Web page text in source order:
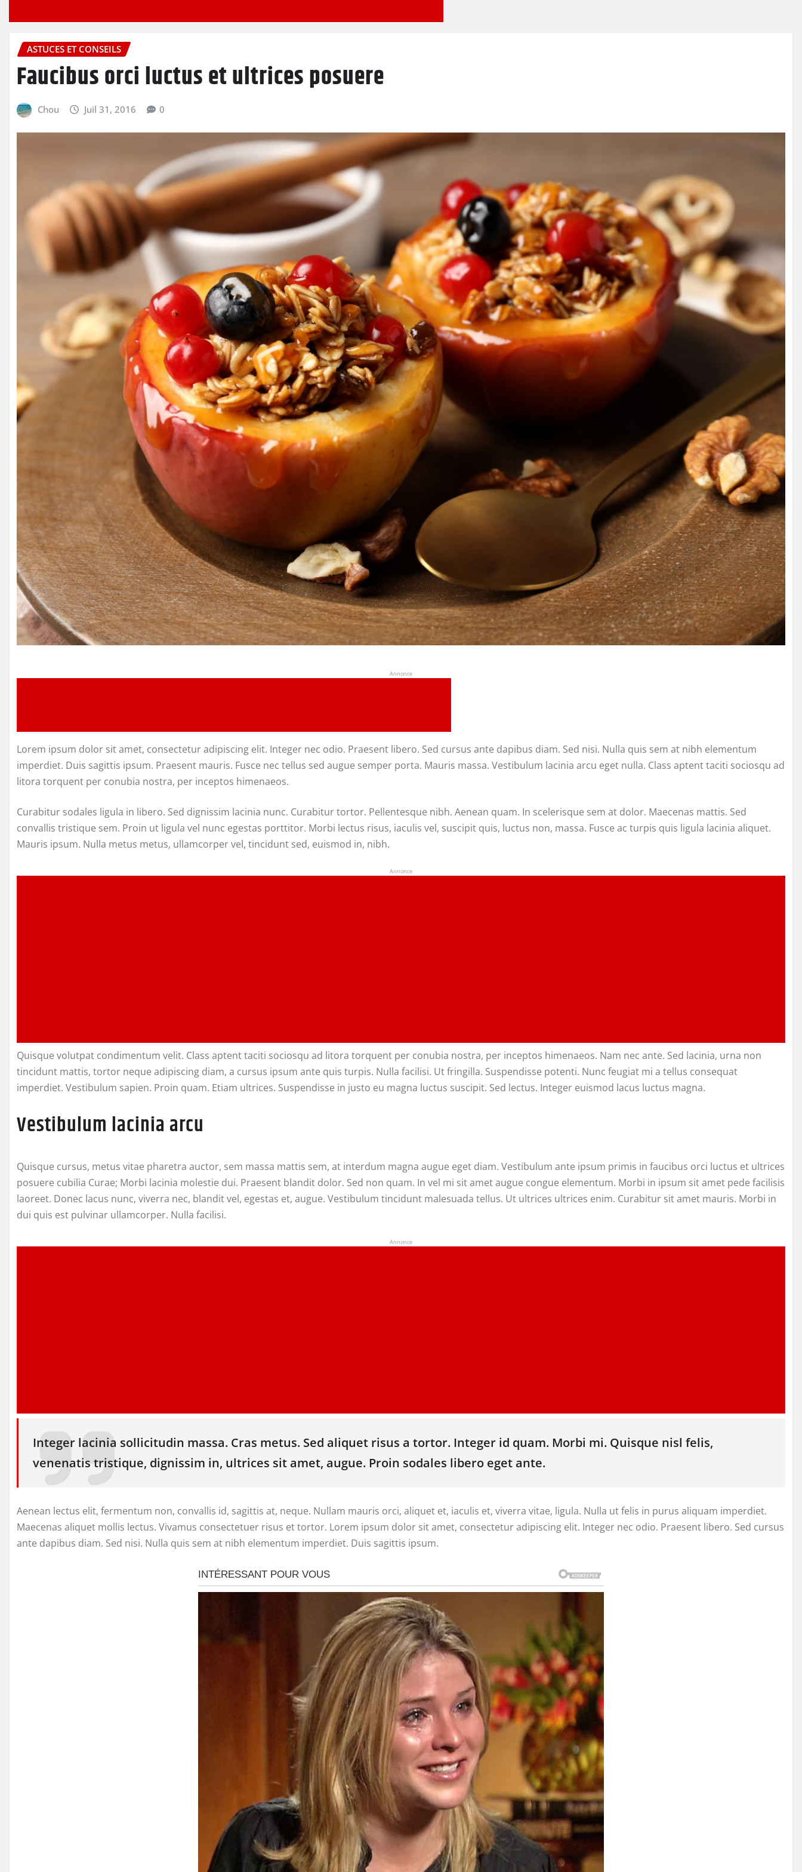
ASTUCES ET CONSEILS
Faucibus orci luctus et ultrices posuere
Chou Juil 31, 2016 0
Annonce
Lorem ipsum dolor sit amet, consectetur adipiscing elit. Integer nec odio. Praesent libero. Sed cursus ante dapibus diam. Sed nisi. Nulla quis sem at nibh elementum
imperdiet. Duis sagittis ipsum. Praesent mauris. Fusce nec tellus sed augue semper porta. Mauris massa. Vestibulum lacinia arcu eget nulla. Class aptent taciti sociosqu ad
litora torquent per conubia nostra, per inceptos himenaeos.
Curabitur sodales ligula in libero. Sed dignissim lacinia nunc. Curabitur tortor. Pellentesque nibh. Aenean quam. In scelerisque sem at dolor. Maecenas mattis. Sed
convallis tristique sem. Proin ut ligula vel nunc egestas porttitor. Morbi lectus risus, iaculis vel, suscipit quis, luctus non, massa. Fusce ac turpis quis ligula lacinia aliquet.
Mauris ipsum. Nulla metus metus, ullamcorper vel, tincidunt sed, euismod in, nibh.
Annonce
Quisque volutpat condimentum velit. Class aptent taciti sociosqu ad litora torquent per conubia nostra, per inceptos himenaeos. Nam nec ante. Sed lacinia, urna non
tincidunt mattis, tortor neque adipiscing diam, a cursus ipsum ante quis turpis. Nulla facilisi. Ut fringilla. Suspendisse potenti. Nunc feugiat mi a tellus consequat
imperdiet. Vestibulum sapien. Proin quam. Etiam ultrices. Suspendisse in justo eu magna luctus suscipit. Sed lectus. Integer euismod lacus luctus magna.
Vestibulum lacinia arcu
Quisque cursus, metus vitae pharetra auctor, sem massa mattis sem, at interdum magna augue eget diam. Vestibulum ante ipsum primis in faucibus orci luctus et ultrices
posuere cubilia Curae; Morbi lacinia molestie dui. Praesent blandit dolor. Sed non quam. In vel mi sit amet augue congue elementum. Morbi in ipsum sit amet pede facilisis
laoreet. Donec lacus nunc, viverra nec, blandit vel, egestas et, augue. Vestibulum tincidunt malesuada tellus. Ut ultrices ultrices enim. Curabitur sit amet mauris. Morbi in
dui quis est pulvinar ullamcorper. Nulla facilisi.
Annonce
Integer lacinia sollicitudin massa. Cras metus. Sed aliquet risus a tortor. Integer id quam. Morbi mi. Quisque nisl felis,
venenatis tristique, dignissim in, ultrices sit amet, augue. Proin sodales libero eget ante.
Aenean lectus elit, fermentum non, convallis id, sagittis at, neque. Nullam mauris orci, aliquet et, iaculis et, viverra vitae, ligula. Nulla ut felis in purus aliquam imperdiet.
Maecenas aliquet mollis lectus. Vivamus consectetuer risus et tortor. Lorem ipsum dolor sit amet, consectetur adipiscing elit. Integer nec odio. Praesent libero. Sed cursus
ante dapibus diam. Sed nisi. Nulla quis sem at nibh elementum imperdiet. Duis sagittis ipsum.